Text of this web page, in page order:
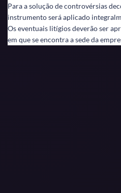
Para a solução de controvérsias
instrumento será aplicado
Os eventuais litígios deverão ser
em que se encontra a sede da